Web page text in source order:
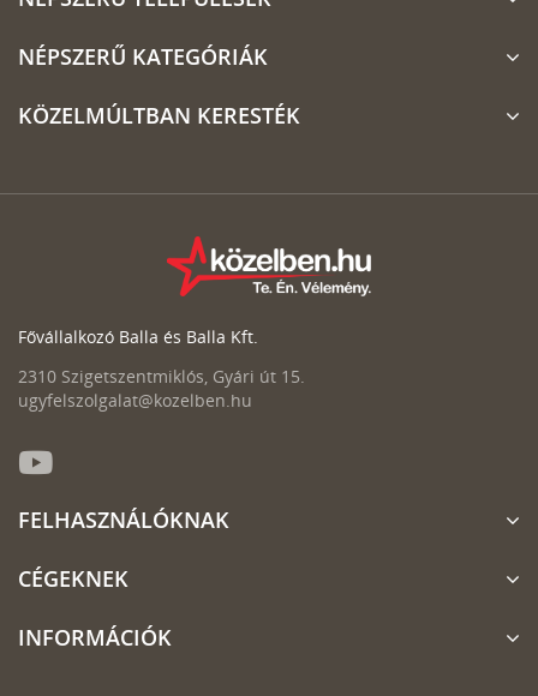
NÉPSZERŰ KATEGÓRIÁK
KÖZELMÚLTBAN KERESTÉK
Fővállalkozó Balla és Balla Kft.
2310 Szigetszentmiklós, Gyári út 15.
ugyfelszolgalat@kozelben.hu
FELHASZNÁLÓKNAK
CÉGEKNEK
INFORMÁCIÓK